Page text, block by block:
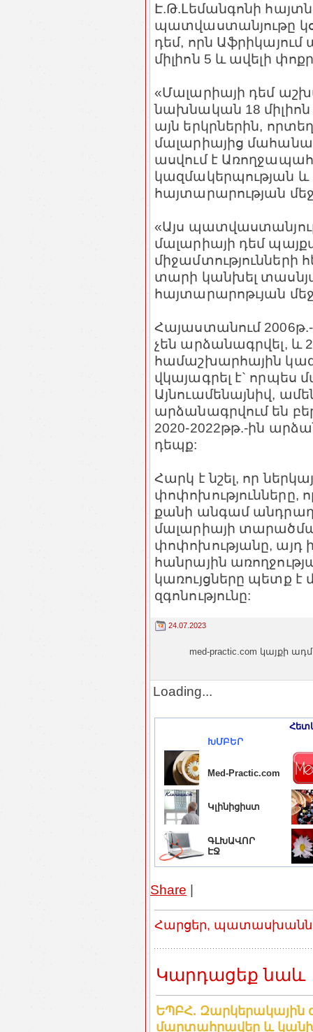
Է.Թ.Լեմանգոնի
պատվաստանյութը
դեմ, որն
միլիոն 5 և ավելի
«Մալարիայի դեմ
նախնական 18
այն երկրներին,
մալարիայից
ասվում է
կազմակերպության
հայտարարության
«Այս
մալարիայի դեմ
միջամտությունների
տարի կանխել
հայտարարոթւյան
Հայաստանում
չեն արձանագրվել, և
համաշխարհային
վկայագրել է`
Այնուամենայնիվ,
արձանագրվում են
2020-2022թթ.-ին
դեպք:
Հարկ է նշել, որ
փոփոխությունները,
քանի անգամ
մալարիայի
փոփոխությանը, այդ
հանրային
կառույցները պետք
զգոնությունը:
24.07.2023
med-practic.com կայքի
Loading...
ԽՄԲԵՐ
Med-Practic.com
Կլինիցիստ
ԳԼԽԱՎՈՐ
ԷՋ
Share |
Հարցեր,
Կարդացեք նաև
ԵՊԲՀ. Զարկերակային
մարտահրավեր և